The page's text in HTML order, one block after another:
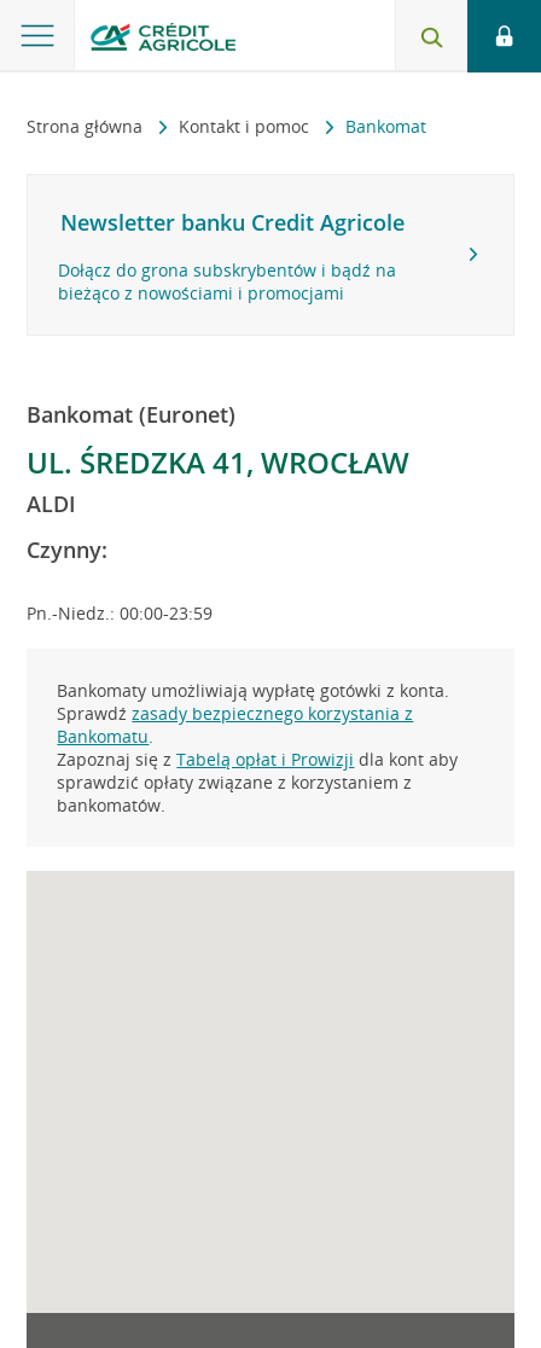
Strona główna Kontakt i pomoc Bankomat
Newsletter banku Credit Agricole
Dołącz do grona subskrybentów i bądź na
bieżąco z nowościami i promocjami
Bankomat (Euronet)
UL. ŚREDZKA 41, WROCŁAW
ALDI
Czynny:
Pn.-Niedz.: 00:00-23:59
Bankomaty umożliwiają wypłatę gotówki z konta.
Sprawdźzasady bezpiecznego korzystania z
Bankomatu.
Zapoznaj się zTabelą opłat i Prowizji dla kont aby
sprawdzić opłaty związane z korzystaniem z
bankomatów.